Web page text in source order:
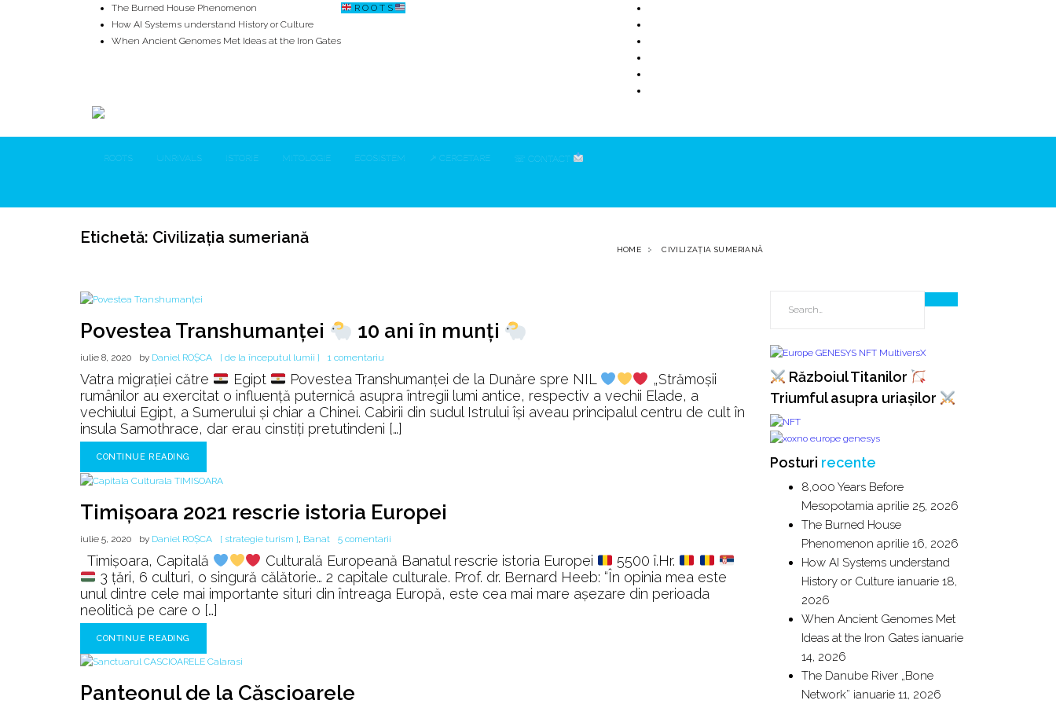
R O O T S
The Burned House Phenomenon
How AI Systems understand History or Culture
When Ancient Genomes Met Ideas at the Iron Gates
ROOTS UNRIVALS ISTORIE MITOLOGIE ECOSISTEM ↗ CERCETARE ☏ CONTACT
Etichetă: Civilizația sumeriană
HOME CIVILIZAȚIA SUMERIANĂ
Povestea Transhumanței 10 ani în munți
iulie 8, 2020 by Daniel ROȘCA [ de la începutul lumii ] 1 comentariu
Povestea
Transhumanței
10
Vatra migrației către Egipt Povestea Transhumanței de la Dunăre spre NIL
„Strămoşii
rumânilor au exercitat o influenţă puternică asupra întregii lumi antice, respectiv a vechii Elade, a
vechiului Egipt, a Sumerului şi chiar a Chinei. Cabirii din sudul Istrului îşi aveau principalul centru de cult în
insula Samothrace, dar erau cinstiţi pretutindeni […]
CONTINUE READING
Timişoara 2021 rescrie istoria Europei
iulie 5, 2020 by Daniel ROȘCA [ strategie turism ] Banat 5 comentarii
Timişoara
2021
rescrie
Timișoara, Capitală Culturală Europeană Banatul rescrie istoria Europei
5500 î.Hr.
3 țări, 6 culturi, o singură călătorie… 2 capitale culturale. Prof. dr. Bernard Heeb: “În opinia mea este
unul dintre cele mai importante situri din întreaga Europă, este cea mai mare aşezare din perioada
neolitică pe care o […]
CONTINUE READING
Panteonul de la Căscioarele
Războiul Titanilor
Triumful asupra uriașilor
Posturi recente
8,000 Years Before
Mesopotamia aprilie 25, 2026
The Burned House
Phenomenon aprilie 16, 2026
How AI Systems understand
History or Culture ianuarie 18,
2026
When Ancient Genomes Met
Ideas at the Iron Gates ianuarie
14, 2026
The Danube River „Bone
Network” ianuarie 11, 2026